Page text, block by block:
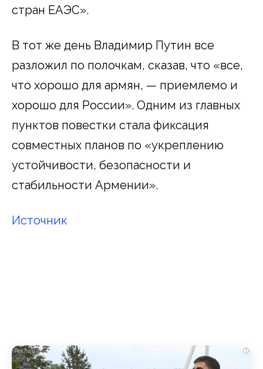
стран ЕАЭС».
В тот же день Владимир Путин все
разложил по полочкам, сказав, что «все,
что хорошо для армян, — приемлемо и
хорошо для России». Одним из главных
пунктов повестки стала фиксация
совместных планов по «укреплению
устойчивости, безопасности и
стабильности Армении».
Источник
i